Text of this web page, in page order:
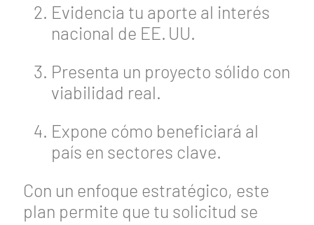
Evidencia tu aporte al interés
nacional de EE. UU.
Presenta un proyecto sólido con
viabilidad real.
Expone cómo beneficiará al
país en sectores clave.
Con un enfoque estratégico, este
plan permite que tu solicitud se